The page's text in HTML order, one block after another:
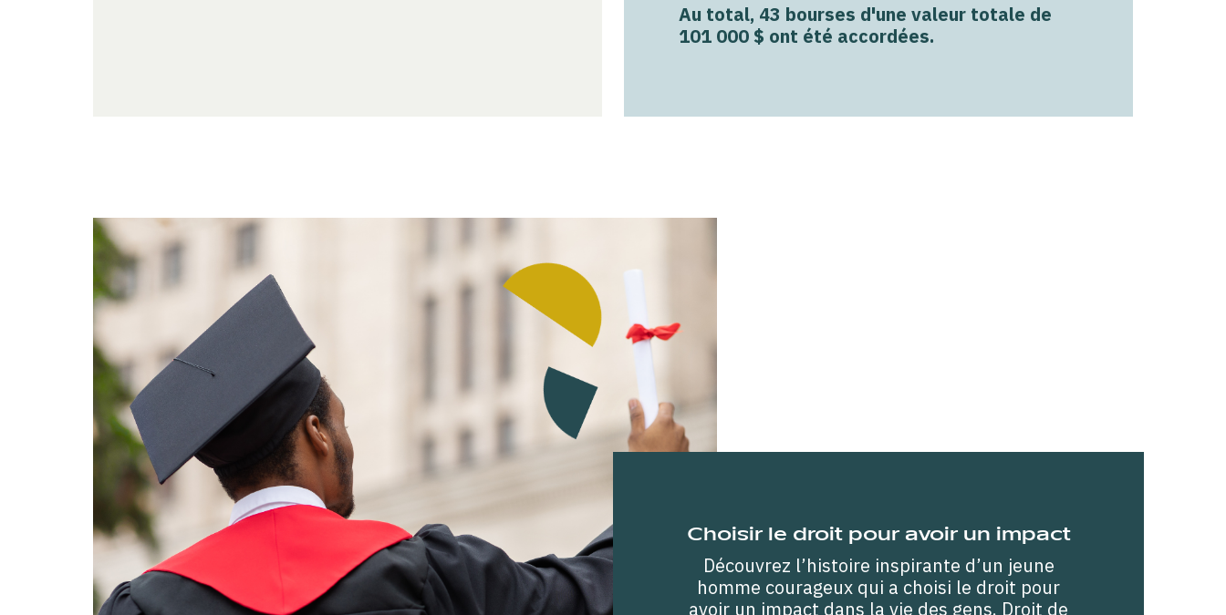
Au total, 43 bourses d'une valeur totale de
101 000 $ ont été accordées.
Choisir le droit pour avoir un impact
Découvrez l’histoire inspirante d’un jeune
homme courageux qui a choisi le droit pour
avoir un impact dans la vie des gens. Droit de